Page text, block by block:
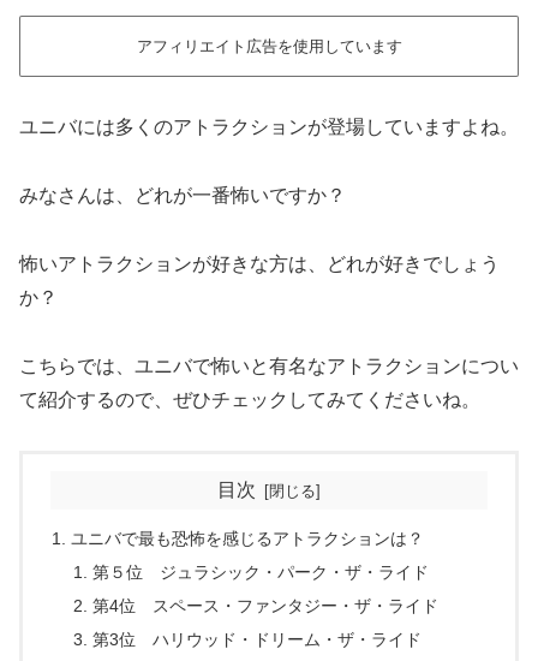
アフィリエイト広告を使用しています
ユニバには多くのアトラクションが登場していますよね。
みなさんは、どれが一番怖いですか？
怖いアトラクションが好きな方は、どれが好きでしょう
か？
こちらでは、ユニバで怖いと有名なアトラクションについ
て紹介するので、ぜひチェックしてみてくださいね。
目次
ユニバで最も恐怖を感じるアトラクションは？
第５位 ジュラシック・パーク・ザ・ライド
第4位 スペース・ファンタジー・ザ・ライド
第3位 ハリウッド・ドリーム・ザ・ライド